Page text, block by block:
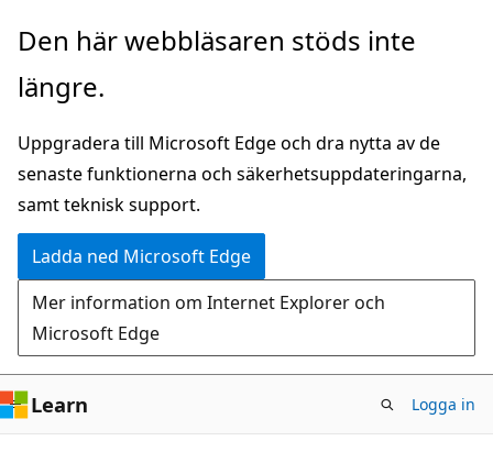
Hoppa
huvudinnehåll
Den här webbläsaren stöds inte
längre.
Uppgradera till Microsoft Edge och dra nytta av de
senaste funktionerna och säkerhetsuppdateringarna,
samt teknisk support.
Ladda ned Microsoft Edge
Mer information om Internet Explorer och
Microsoft Edge
Learn Logga in